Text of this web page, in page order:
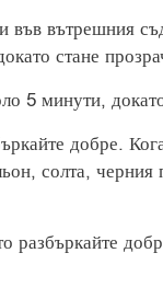
във вътрешния
стане
5 минути,
добре.
солта,
разбъркайте